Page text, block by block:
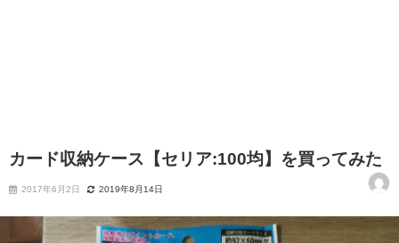
カード収納ケース【セリア:100均】を買ってみた
2017年6月2日 2019年8月14日